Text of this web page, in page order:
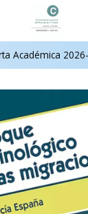
Académica